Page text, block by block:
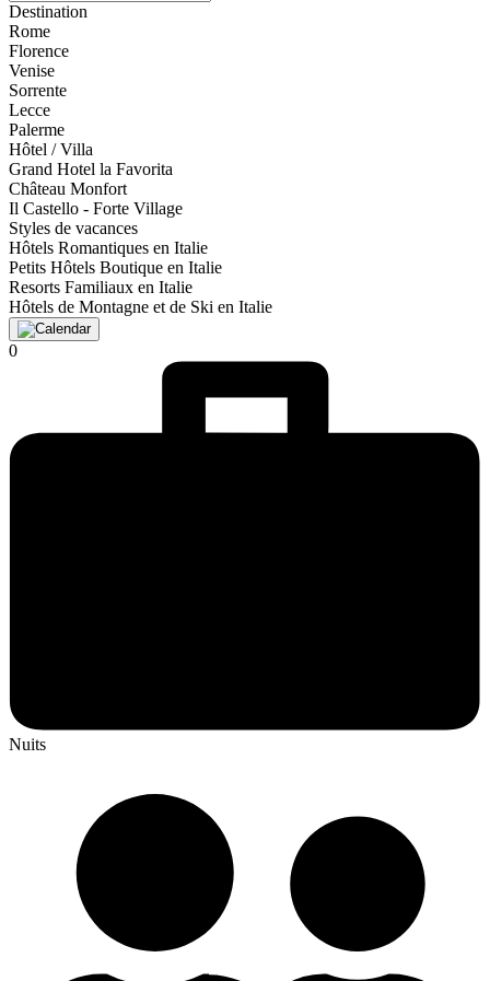
Destination
Rome
Florence
Venise
Sorrente
Lecce
Palerme
Hôtel / Villa
Grand Hotel la Favorita
Château Monfort
Il Castello - Forte Village
Styles de vacances
Hôtels Romantiques en Italie
Petits Hôtels Boutique en Italie
Resorts Familiaux en Italie
Hôtels de Montagne et de Ski en Italie
0
Nuits